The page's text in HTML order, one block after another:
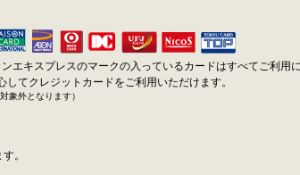
エキスプレスのマークの入っているカードはすべてご利用に
てクレジットカードをご利用いただけます。
象外となります）
。